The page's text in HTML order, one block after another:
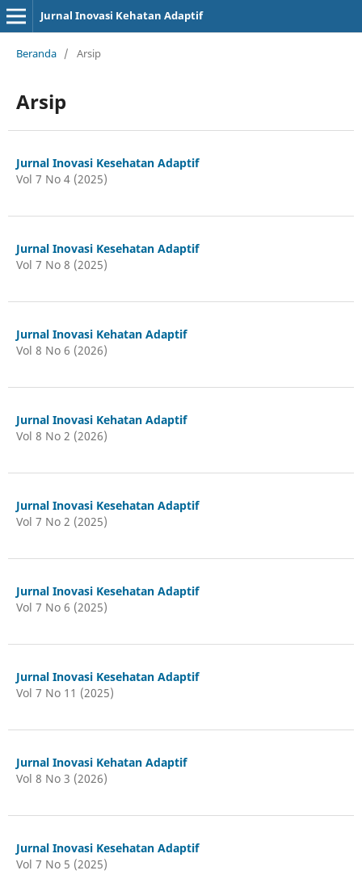
Jurnal Inovasi Kehatan Adaptif
Beranda / Arsip
Arsip
Jurnal Inovasi Kesehatan Adaptif
Vol 7 No 4 (2025)
Jurnal Inovasi Kesehatan Adaptif
Vol 7 No 8 (2025)
Jurnal Inovasi Kehatan Adaptif
Vol 8 No 6 (2026)
Jurnal Inovasi Kehatan Adaptif
Vol 8 No 2 (2026)
Jurnal Inovasi Kesehatan Adaptif
Vol 7 No 2 (2025)
Jurnal Inovasi Kesehatan Adaptif
Vol 7 No 6 (2025)
Jurnal Inovasi Kesehatan Adaptif
Vol 7 No 11 (2025)
Jurnal Inovasi Kehatan Adaptif
Vol 8 No 3 (2026)
Jurnal Inovasi Kesehatan Adaptif
Vol 7 No 5 (2025)